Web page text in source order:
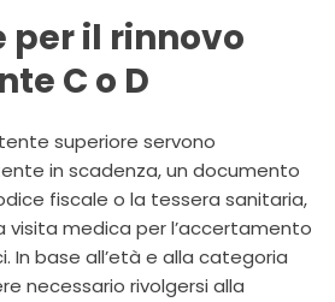
per il rinnovo
C o D
superiore servono
in scadenza, un documento
fiscale o la tessera sanitaria,
medica per l’accertamento
In base all’età e alla categoria
necessario rivolgersi alla